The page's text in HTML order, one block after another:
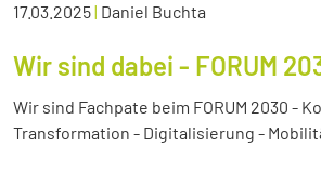
17.03.2025| Daniel Buchta
Wir sind dabei - FORUM
Wir sind Fachpate beim FORUM 2030 -
Transformation - Digitalisierung -